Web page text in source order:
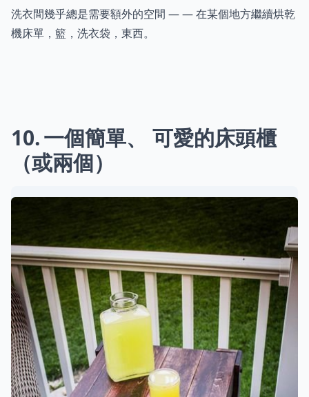
洗衣間幾乎總是需要額外的空間 — — 在某個地方繼續烘乾
機床單，籃，洗衣袋，東西。
10 一個簡單、 可愛的床頭櫃
（或兩個）